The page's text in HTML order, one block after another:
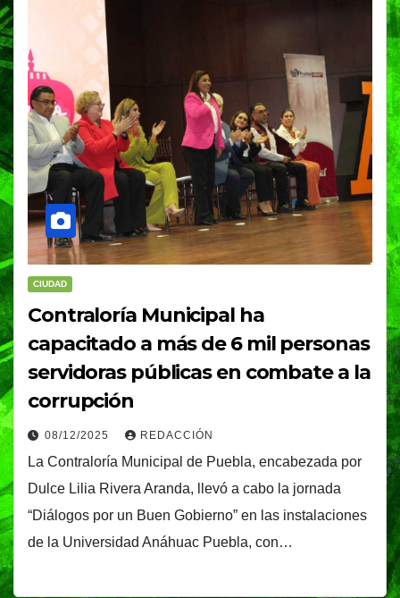
CIUDAD
Contraloría Municipal ha
capacitado a más de 6 mil personas
servidoras públicas en combate a la
corrupción
08/12/2025 REDACCIÓN
La Contraloría Municipal de Puebla, encabezada por
Dulce Lilia Rivera Aranda, llevó a cabo la jornada
“Diálogos por un Buen Gobierno” en las instalaciones
de la Universidad Anáhuac Puebla, con…